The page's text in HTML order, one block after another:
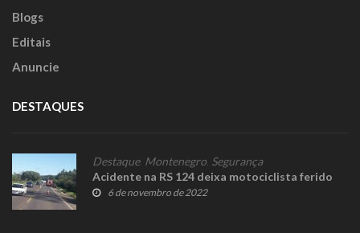
Blogs
Editais
Anuncie
DESTAQUES
Destaque, Montenegro Segurança
Acidente na RS 124 deixa motociclista ferido
6 de novembro de 2022